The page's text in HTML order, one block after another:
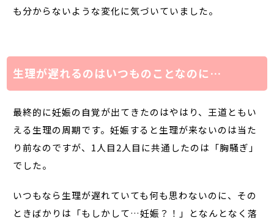
も分からないような変化に気づいていました。
生理が遅れるのはいつものことなのに…
最終的に妊娠の自覚が出てきたのはやはり、王道ともい
える生理の周期です。妊娠すると生理が来ないのは当た
り前なのですが、1人目2人目に共通したのは「胸騒ぎ」
でした。
いつもなら生理が遅れていても何も思わないのに、その
ときばかりは「もしかして…妊娠？！」となんとなく落